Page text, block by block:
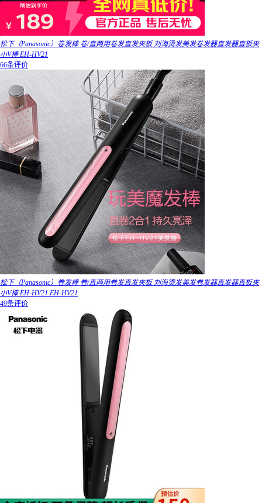
松下（Panasonic）卷发棒 卷/直两用卷发直发夹板 刘海烫发美发卷发器直发器直板夹
小V棒 EH-HV21
66条评价
松下（Panasonic）卷发棒 卷/直两用卷发直发夹板 刘海烫发美发卷发器直发器直板夹
小V棒 EH-HV21 EH-HV21
49条评价